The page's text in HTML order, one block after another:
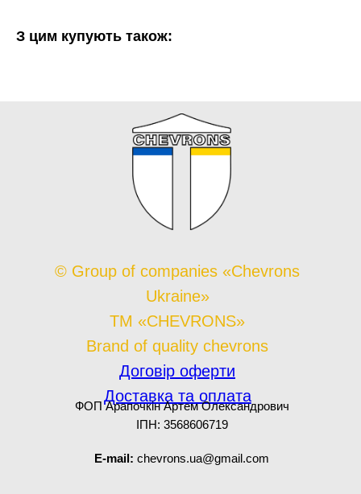
З цим купують також:
© Group of companies «Chevrons
Ukraine»
TM «CHEVRONS»
Brand of quality chevrons
Договір оферти
Доставка та оплата
ФОП Арапочкін Артем Олександрович
ІПН: 3568606719
E-mail: chevrons.ua@gmail.com